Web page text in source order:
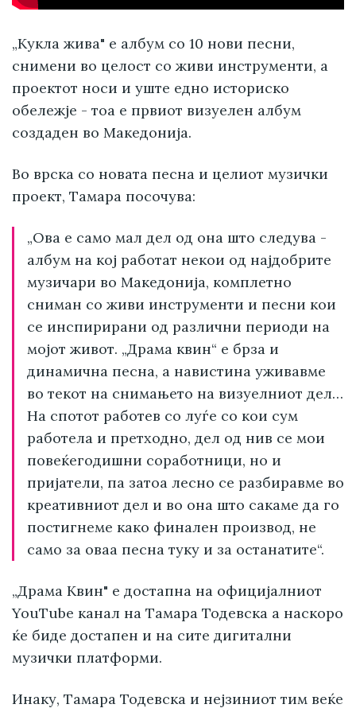
„Кукла жива" е албум со 10 нови песни,
снимени во целост со живи инструменти, а
проектот носи и уште едно историско
обележје - тоа е првиот визуелен албум
создаден во Македонија.
Во врска со новата песна и целиот музички
проект, Тамара посочува:
„Ова е само мал дел од она што следува -
албум на кој работат некои од најдобрите
музичари во Македонија, комплетно
сниман со живи инструменти и песни кои
се инспирирани од различни периоди на
мојот живот. „Драма квин“ е брза и
динамична песна, а навистина уживавме
во текот на снимањето на визуелниот дел…
На спотот работев со луѓе со кои сум
работела и претходно, дел од нив се мои
повеќегодишни соработници, но и
пријатели, па затоа лесно се разбиравме во
креативниот дел и во она што сакаме да го
постигнеме како финален производ, не
само за оваа песна туку и за останатите“.
„Драма Квин" е достапна на официјалниот
YouTube канал на Тамара Тодевска а наскоро
ќе биде достапен и на сите дигитални
музички платформи.
Инаку, Тамара Тодевска и нејзиниот тим веќе